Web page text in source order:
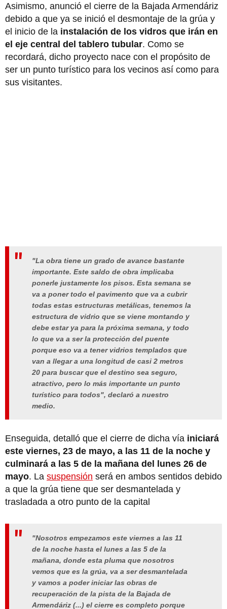
Asimismo, anunció el cierre de la Bajada Armendáriz
debido a que ya se inició el desmontaje de la grúa y
el inicio de la instalación de los vidros que irán en
el eje central del tablero tubular. Como se
recordará, dicho proyecto nace con el propósito de
ser un punto turístico para los vecinos así como para
sus visitantes.
"La obra tiene un grado de avance bastante
importante. Este saldo de obra implicaba
ponerle justamente los pisos. Esta semana se
va a poner todo el pavimento que va a cubrir
todas estas estructuras metálicas, tenemos la
estructura de vidrio que se viene montando y
debe estar ya para la próxima semana, y todo
lo que va a ser la protección del puente
porque eso va a tener vidrios templados que
van a llegar a una longitud de casi 2 metros
20 para buscar que el destino sea seguro,
atractivo, pero lo más importante un punto
turístico para todos", declaró a nuestro
medio.
Enseguida, detalló que el cierre de dicha vía iniciará
este viernes, 23 de mayo, a las 11 de la noche y
culminará a las 5 de la mañana del lunes 26 de
mayo. La suspensión será en ambos sentidos debido
a que la grúa tiene que ser desmantelada y
trasladada a otro punto de la capital
"Nosotros empezamos este viernes a las 11
de la noche hasta el lunes a las 5 de la
mañana, donde esta pluma que nosotros
vemos que es la grúa, va a ser desmantelada
y vamos a poder iniciar las obras de
recuperación de la pista de la Bajada de
Armendáriz (...) el cierre es completo porque